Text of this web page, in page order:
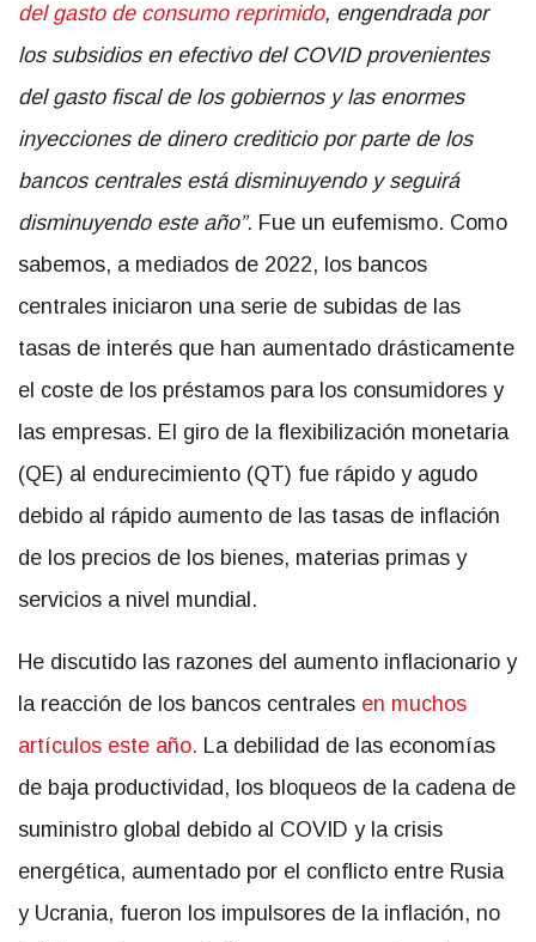
del gasto de consumo reprimido, engendrada por
los subsidios en efectivo del COVID provenientes
del gasto fiscal de los gobiernos y las enormes
inyecciones de dinero crediticio por parte de los
bancos centrales está disminuyendo y seguirá
disminuyendo este año”. Fue un eufemismo. Como
sabemos, a mediados de 2022, los bancos
centrales iniciaron una serie de subidas de las
tasas de interés que han aumentado drásticamente
el coste de los préstamos para los consumidores y
las empresas. El giro de la flexibilización monetaria
(QE) al endurecimiento (QT) fue rápido y agudo
debido al rápido aumento de las tasas de inflación
de los precios de los bienes, materias primas y
servicios a nivel mundial.
He discutido las razones del aumento inflacionario y
la reacción de los bancos centrales en muchos
artículos este año. La debilidad de las economías
de baja productividad, los bloqueos de la cadena de
suministro global debido al COVID y la crisis
energética, aumentado por el conflicto entre Rusia
y Ucrania, fueron los impulsores de la inflación, no